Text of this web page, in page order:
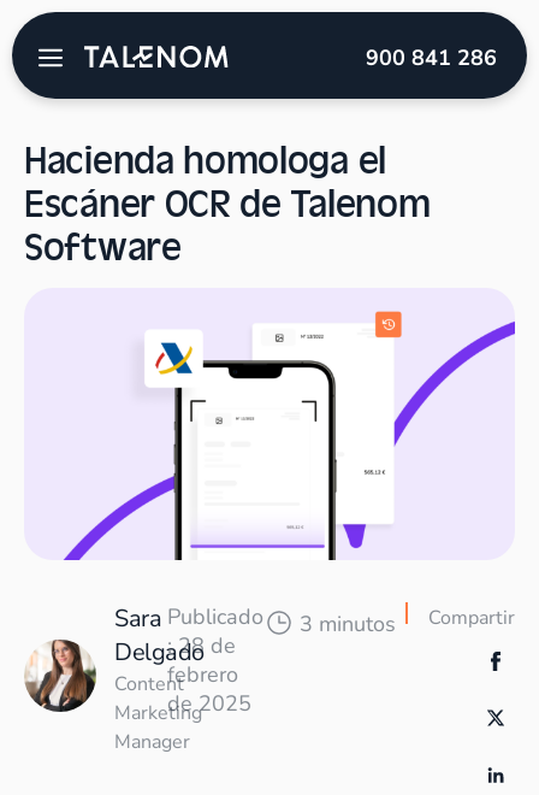
900 841 286
Hacienda homologa el Escáner OCR de Talenom Software
Hacienda homologa el
Escáner OCR de Talenom
Software
Sara
Delgado
Content
Marketing
Manager
Publicado
: 28 de
febrero
de 2025
3 minutos Compartir